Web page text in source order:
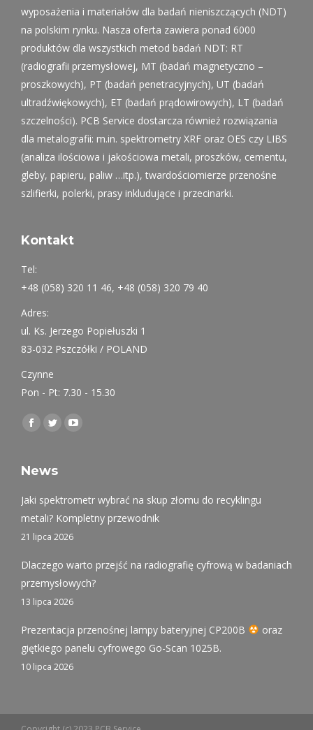
wyposażenia i materiałów dla badań nieniszczących (NDT)
na polskim rynku. Nasza oferta zawiera ponad 6000
produktów dla wszystkich metod badań NDT: RT
(radiografii przemysłowej, MT (badań magnetyczno –
proszkowych), PT (badań penetracyjnych), UT (badań
ultradźwiękowych), ET (badań prądowirowych), LT (badań
szczelności). PCB Service dostarcza również rozwiązania
dla metalografii: m.in. spektrometry XRF oraz OES czy LIBS
(analiza ilościowa i jakościowa metali, proszków, cementu,
gleby, papieru, paliw …itp.), twardościomierze przenośne
szlifierki, polerki, prasy inkludujące i przecinarki.
Kontakt
Tel:
+48 (058) 320 11 46, +48 (058) 320 79 40
Adres:
ul. Ks. Jerzego Popiełuszki 1
83-032 Pszczółki / POLAND
Czynne
Pon - Pt: 7.30 - 15.30
Find us on:
Facebook
opens
new
window
Twitter
opens
new
window
YouTube
new
window
News
Jaki spektrometr wybrać na skup złomu do recyklingu
metali? Kompletny przewodnik
21 lipca 2026
Dlaczego warto przejść na radiografię cyfrową w badaniach
przemysłowych?
13 lipca 2026
Prezentacja przenośnej lampy bateryjnej CP200B
oraz
giętkiego panelu cyfrowego Go-Scan 1025B.
10 lipca 2026